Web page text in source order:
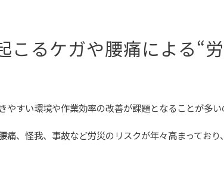
こるケガや腰痛による“
やすい環境や作業効率の改善が課題となることが多
、怪我、事故など労災のリスクが年々高まってお